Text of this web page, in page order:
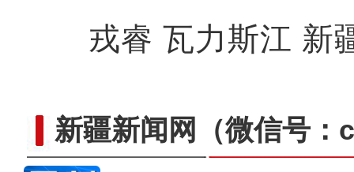
戎睿 瓦力斯江 新
新疆新闻网 （微信号